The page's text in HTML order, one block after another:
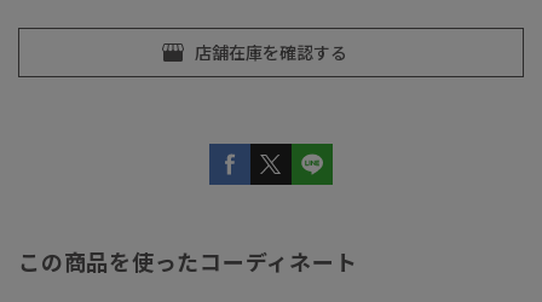
この商品を使ったコーディネート